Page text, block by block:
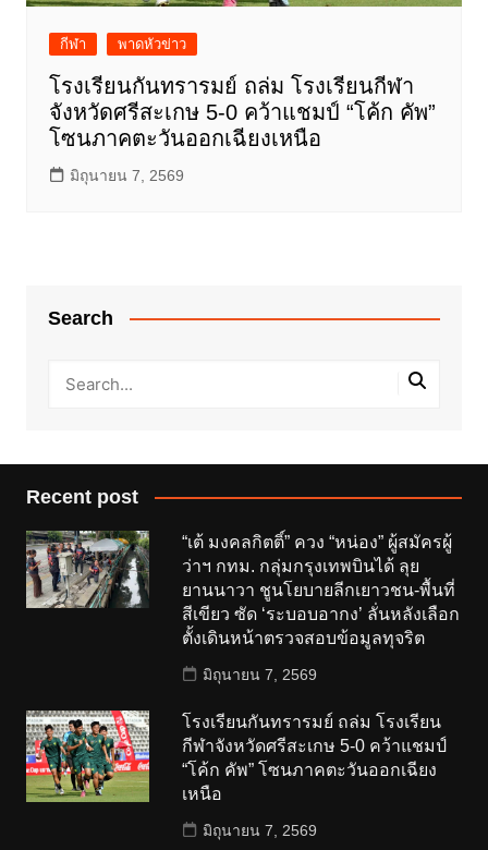
กีฬา พาดหัวข่าว
โรงเรียนกันทรารมย์ ถล่ม โรงเรียนกีฬา
จังหวัดศรีสะเกษ 5-0 คว้าแชมป์ “โค้ก คัพ”
โซนภาคตะวันออกเฉียงเหนือ
มิถุนายน 7, 2569
Search
Recent post
“เต้ มงคลกิตติ์” ควง “หน่อง” ผู้สมัครผู้
ว่าฯ กทม. กลุ่มกรุงเทพบินได้ ลุย
ยานนาวา ชูนโยบายลีกเยาวชน-พื้นที่
สีเขียว ซัด ‘ระบอบอากง’ ลั่นหลังเลือก
ตั้งเดินหน้าตรวจสอบข้อมูลทุจริต
มิถุนายน 7, 2569
โรงเรียนกันทรารมย์ ถล่ม โรงเรียน
กีฬาจังหวัดศรีสะเกษ 5-0 คว้าแชมป์
“โค้ก คัพ” โซนภาคตะวันออกเฉียง
เหนือ
มิถุนายน 7, 2569